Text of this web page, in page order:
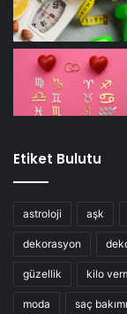
Etiket Bulutu
astroloji aşk
dekorasyon
güzellik kilo
moda saç bakımı